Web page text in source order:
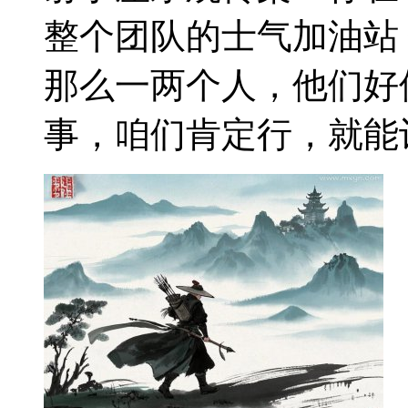
整个团队的士气加油
那么一两个人，他们
事，咱们肯定行，就